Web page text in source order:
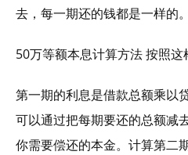
去，每一期还的钱都是一样的。
50万等额本息计算方法 按照这
第一期的利息是借款总额乘以
可以通过把每期要还的总额减
你需要偿还的本金。计算第二